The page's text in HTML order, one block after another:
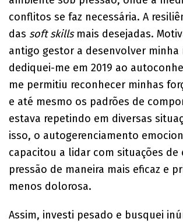
conflitos se faz necessária. A
das soft skills mais desejadas.
antigo gestor a desenvolver minha
dediquei-me em 2019 ao
me permitiu reconhecer minhas
e até mesmo os padrões de
estava repetindo em diversas
isso, o autogerenciamento
capacitou a lidar com situações de
pressão de maneira mais eficaz e
menos dolorosa.
Assim, investi pesado e busquei